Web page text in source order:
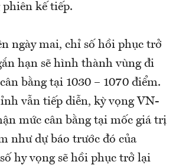
kế tiếp.
ngày mai, chỉ số hồi phục trở
hạn sẽ hình thành vùng đi
bằng tại 1030 – 1070 điểm.
vẫn tiếp diễn, kỳ vọng VN-
mức cân bằng tại mốc giá trị
như dự báo trước đó của
hy vọng sẽ hồi phục trở lại